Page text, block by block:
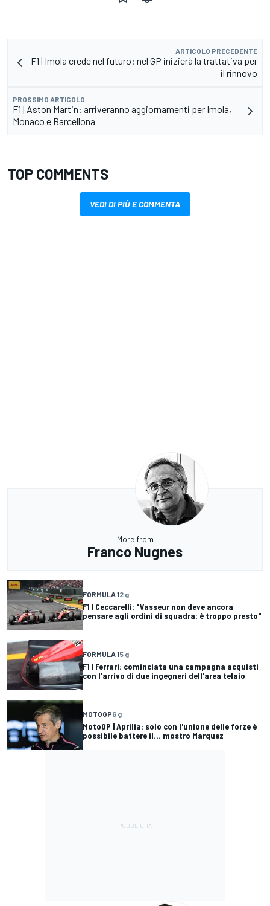
ARTICOLO PRECEDENTE
F1 | Imola crede nel futuro: nel GP inizierà la trattativa per
il rinnovo
PROSSIMO ARTICOLO
F1 | Aston Martin: arriveranno aggiornamenti per Imola,
Monaco e Barcellona
TOP COMMENTS
VEDI DI PIÙ E COMMENTA
More from
Franco Nugnes
FORMULA 12 g
F1 | Ceccarelli: "Vasseur non deve ancora
pensare agli ordini di squadra: è troppo presto"
FORMULA 15 g
F1 | Ferrari: cominciata una campagna acquisti
con l'arrivo di due ingegneri dell'area telaio
MOTOGP6 g
MotoGP | Aprilia: solo con l'unione delle forze è
possibile battere il... mostro Marquez